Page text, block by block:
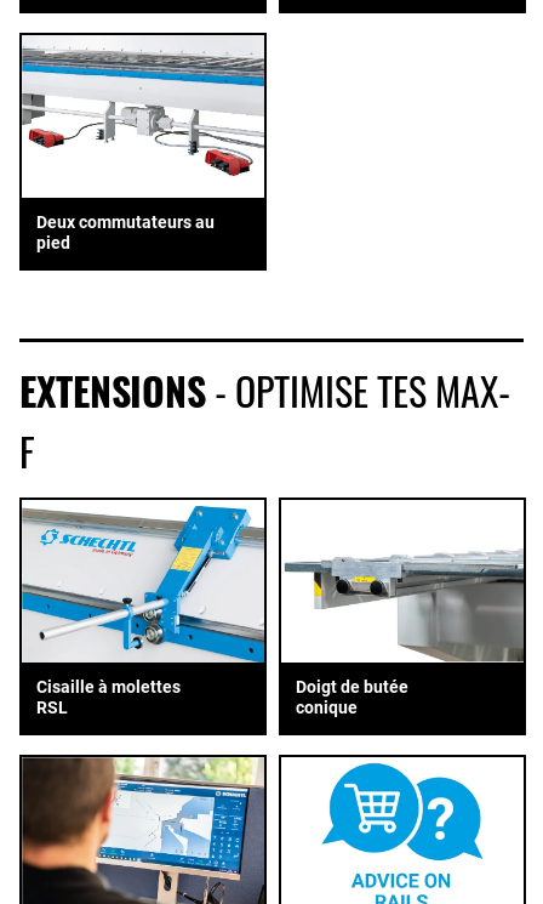
Deux commutateurs au
pied
EXTENSIONS- OPTIMISE TES MAX-
F
Cisaille à molettes
RSL
Doigt de butée
conique